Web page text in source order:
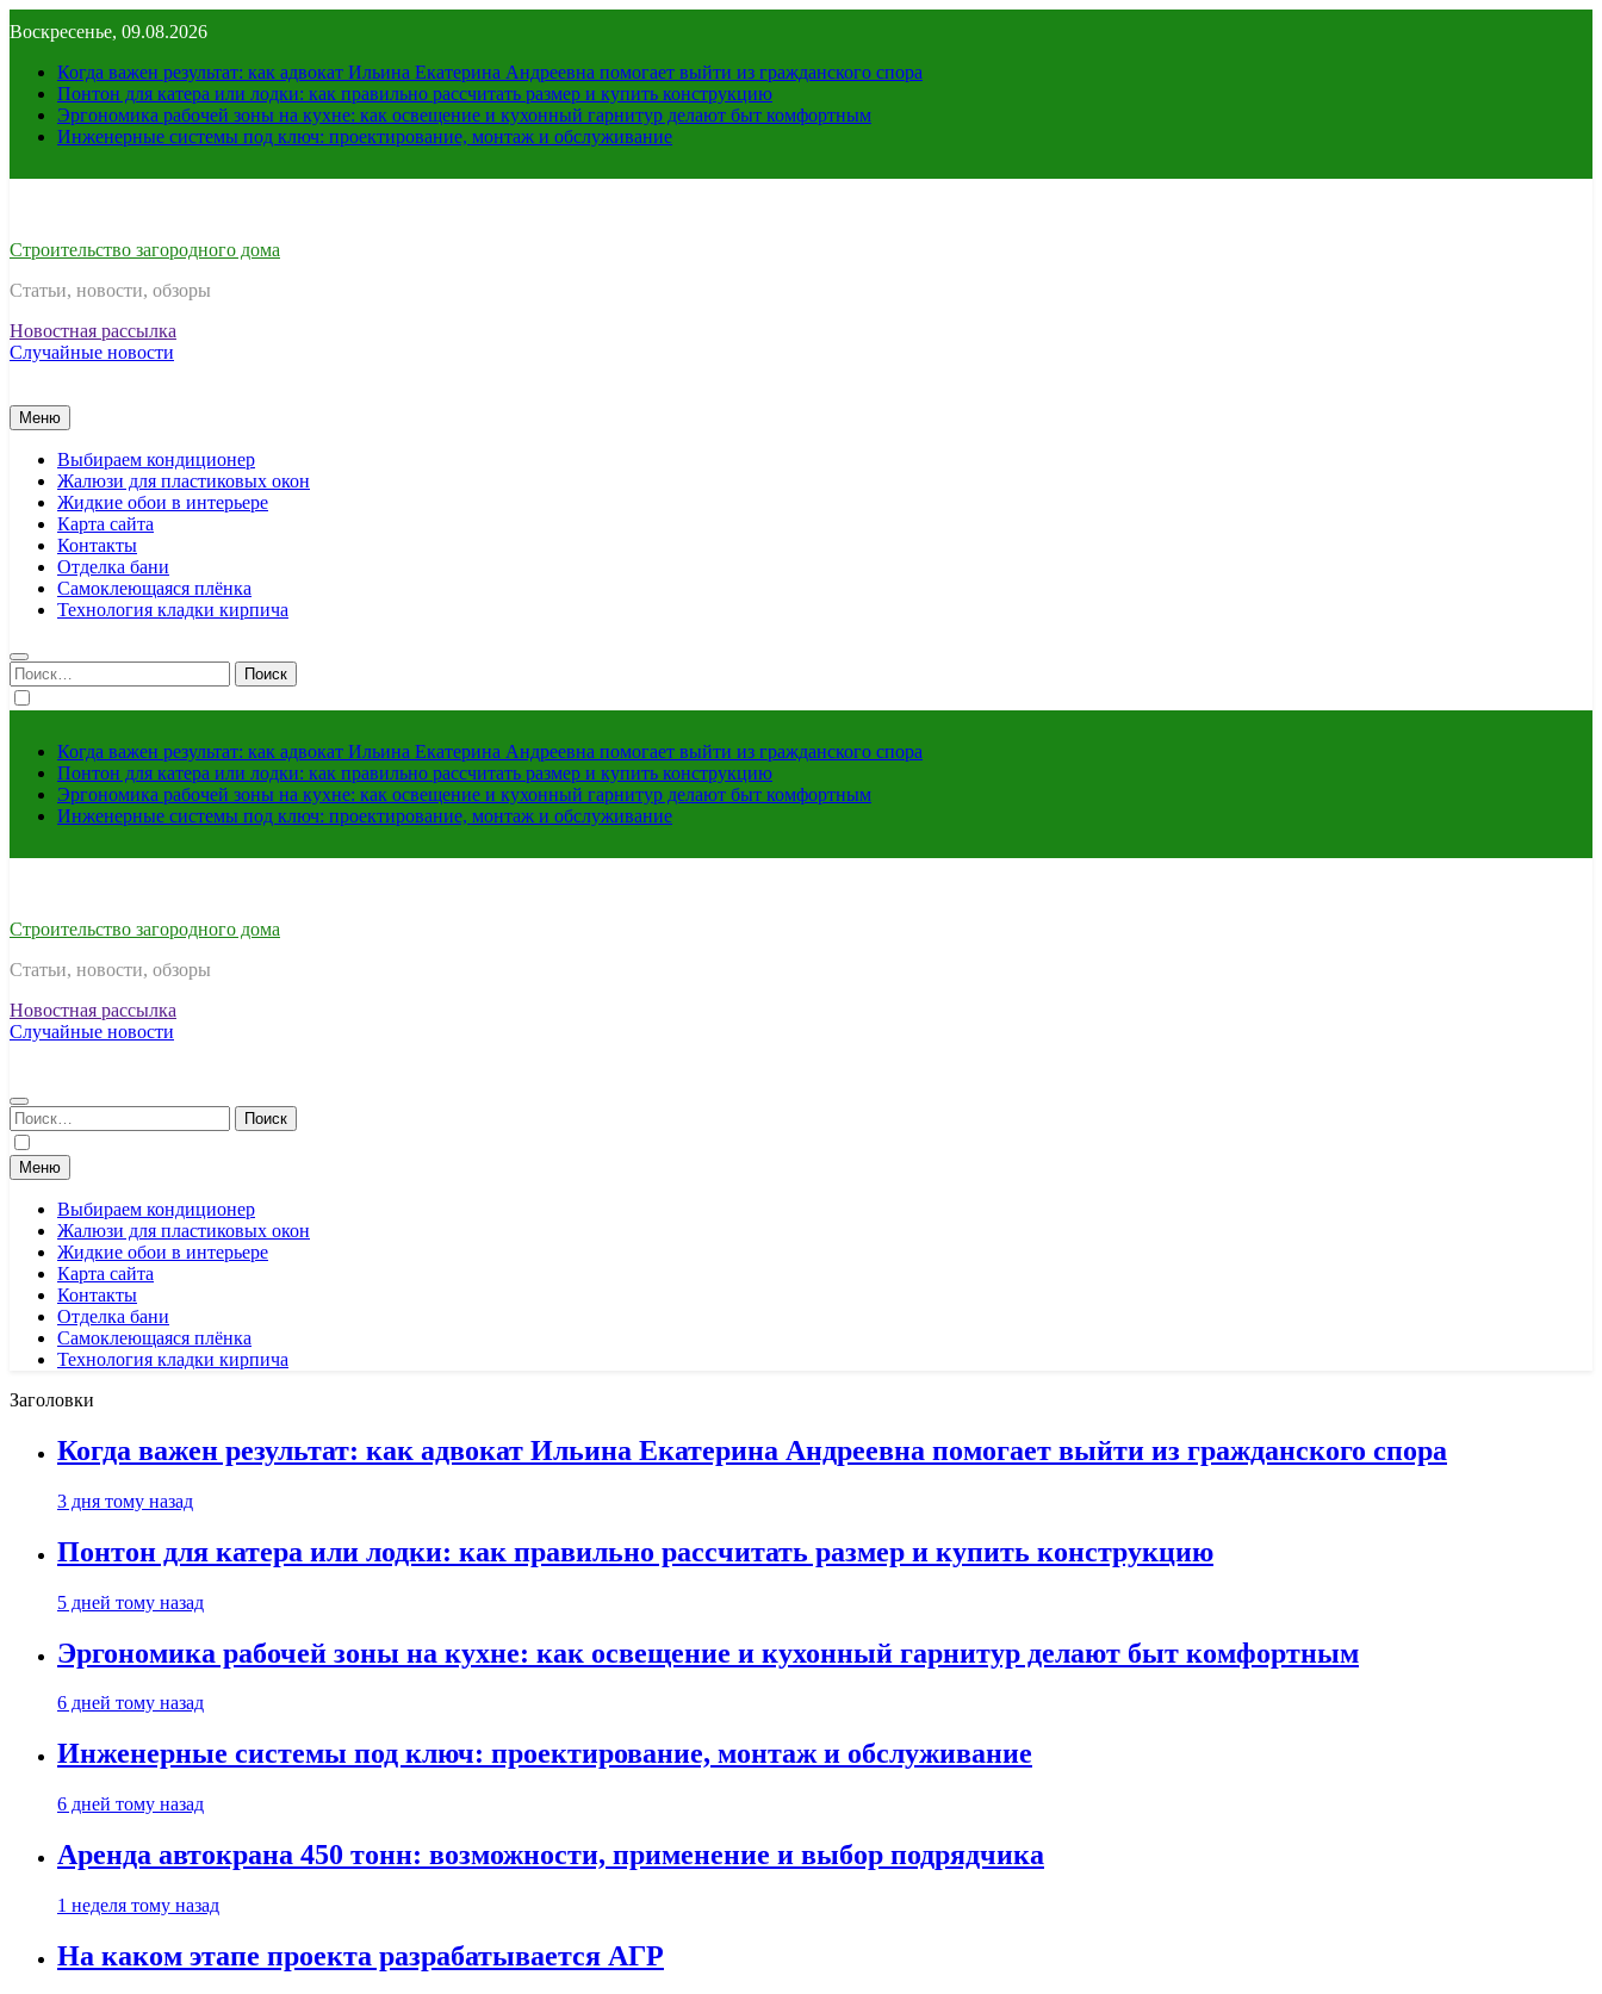
к
содержимому
Воскресенье, 09.08.2026
Когда важен результат: как адвокат Ильина Екатерина Андреевна помогает выйти из гражданского спора
Понтон для катера или лодки: как правильно рассчитать размер и купить конструкцию
Эргономика рабочей зоны на кухне: как освещение и кухонный гарнитур делают быт комфортным
Инженерные системы под ключ: проектирование, монтаж и обслуживание
Строительство загородного дома
Статьи, новости, обзоры
Новостная рассылка
Случайные новости
Меню
Выбираем кондиционер
Жалюзи для пластиковых окон
Жидкие обои в интерьере
Карта сайта
Контакты
Отделка бани
Самоклеющаяся плёнка
Технология кладки кирпича
Найти:
Когда важен результат: как адвокат Ильина Екатерина Андреевна помогает выйти из гражданского спора
Понтон для катера или лодки: как правильно рассчитать размер и купить конструкцию
Эргономика рабочей зоны на кухне: как освещение и кухонный гарнитур делают быт комфортным
Инженерные системы под ключ: проектирование, монтаж и обслуживание
Строительство загородного дома
Статьи, новости, обзоры
Новостная рассылка
Случайные новости
Найти:
Меню
Выбираем кондиционер
Жалюзи для пластиковых окон
Жидкие обои в интерьере
Карта сайта
Контакты
Отделка бани
Самоклеющаяся плёнка
Технология кладки кирпича
Заголовки
Когда важен результат: как адвокат Ильина Екатерина Андреевна помогает выйти из гражданского спора
3 дня тому назад
Понтон для катера или лодки: как правильно рассчитать размер и купить конструкцию
5 дней тому назад
Эргономика рабочей зоны на кухне: как освещение и кухонный гарнитур делают быт комфортным
6 дней тому назад
Инженерные системы под ключ: проектирование, монтаж и обслуживание
6 дней тому назад
Аренда автокрана 450 тонн: возможности, применение и выбор подрядчика
1 неделя тому назад
На каком этапе проекта разрабатывается АГР